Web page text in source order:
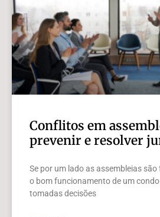
Conflitos em
prevenir e resolver
Se por um lado as assembleias
o bom funcionamento de um
tomadas decisões